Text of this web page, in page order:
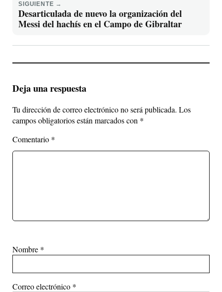
SIGUIENTE →
Desarticulada de nuevo la organización del
Messi del hachís en el Campo de Gibraltar
Deja una respuesta
Tu dirección de correo electrónico no será publicada. Los
campos obligatorios están marcados con *
Comentario *
Nombre *
Correo electrónico *